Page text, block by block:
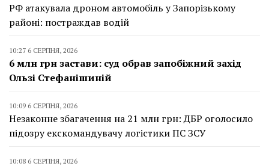
РФ атакувала дроном автомобіль у Запорізькому
районі: постраждав водій
10:27 6 СЕРПНЯ, 2026
6 млн грн застави: суд обрав запобіжний захід
Ользі Стефанішиній
10:09 6 СЕРПНЯ, 2026
Незаконне збагачення на 21 млн грн: ДБР оголосило
підозру екскомандувачу логістики ПС ЗСУ
10:08 6 СЕРПНЯ, 2026